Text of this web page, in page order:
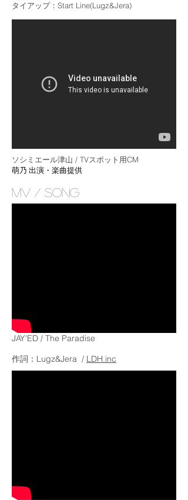
​タイアップ：Start Line(Lugz&Jera)
ソシミエール津山 / TVスポット用CM
​萌乃 出演・楽曲提供
MV / SONG
JAY'ED / The Paradise
作詞：Lugz&Jera / LDH.inc